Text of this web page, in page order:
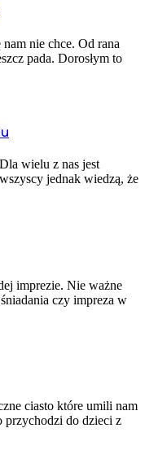
nie chce. Od rana
pada. Dorosłym to
wielu z nas jest
jednak wiedzą, że
imprezie. Nie ważne
czy impreza w
ciasto które umili nam
przychodzi do dzieci z